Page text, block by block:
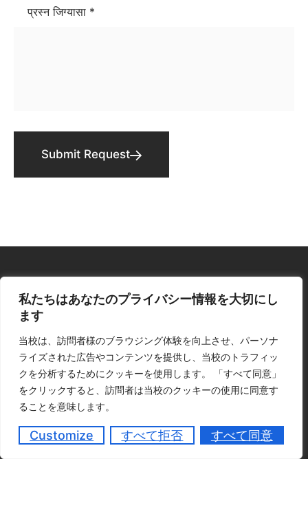
私たちはあなたのプライバシー情報を大切にし
ます
当校は、訪問者様のブラウジング体験を向上させ、パーソナ
ライズされた広告やコンテンツを提供し、当校のトラフィッ
クを分析するためにクッキーを使用します。 「すべて同意」
をクリックすると、訪問者は当校のクッキーの使用に同意す
ることを意味します。
Customize すべて拒否 すべて同意
प्रस्न जिग्यासा *
Submit Request
371-0022 ,Gunma Prefecture,
Japan Maebashi chiyoda-machi
4chome,17-6
TEL: 027-289-8916
सामग्री
सेवाका सर्तहरु